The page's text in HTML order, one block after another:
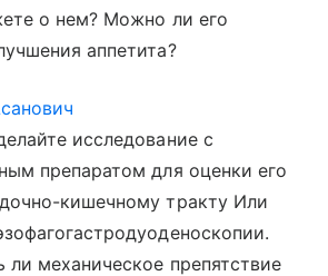
о нем? Можно ли его
аппетита?
исследование с
препаратом для оценки его
кишечному тракту Или
ли механическое препятствие